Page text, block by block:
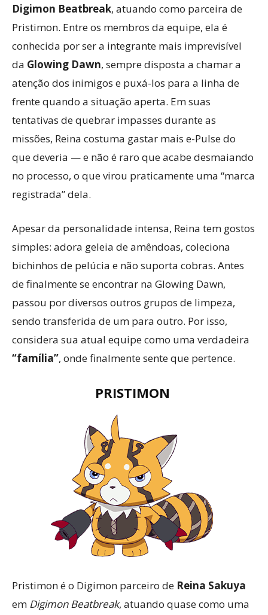
Digimon Beatbreak, atuando como parceira de
Pristimon. Entre os membros da equipe, ela é
conhecida por ser a integrante mais imprevisível
da Glowing Dawn, sempre disposta a chamar a
atenção dos inimigos e puxá-los para a linha de
frente quando a situação aperta. Em suas
tentativas de quebrar impasses durante as
missões, Reina costuma gastar mais e-Pulse do
que deveria — e não é raro que acabe desmaiando
no processo, o que virou praticamente uma “marca
registrada” dela.
Apesar da personalidade intensa, Reina tem gostos
simples: adora geleia de amêndoas, coleciona
bichinhos de pelúcia e não suporta cobras. Antes
de finalmente se encontrar na Glowing Dawn,
passou por diversos outros grupos de limpeza,
sendo transferida de um para outro. Por isso,
considera sua atual equipe como uma verdadeira
“família”, onde finalmente sente que pertence.
PRISTIMON
Pristimon é o Digimon parceiro de Reina Sakuya
em Digimon Beatbreak, atuando quase como uma